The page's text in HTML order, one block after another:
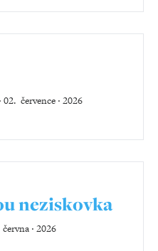
02. července ‧ 2026
neziskovka
‧ 2026